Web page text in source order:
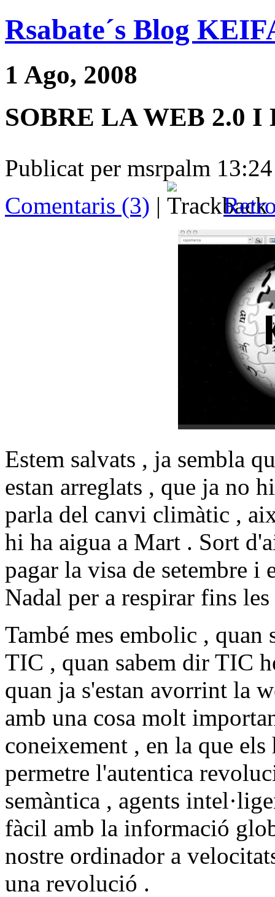
Rsabate´s Blog
1 Ago, 2008
SOBRE LA WEB 2.0
Publicat per msrpalm
Comentaris (3) |
Estem salvats , ja sembla
estan arreglats , que ja no
parla del canvi climàtic ,
hi ha aigua a Mart . Sort
pagar la visa de setembre i
Nadal per a respirar fins
També mes embolic ,
TIC , quan sabem dir TIC
quan ja s'estan avorrint la
amb una cosa molt
coneixement , en la que
permetre l'autentica
semàntica , agents
fàcil amb la informació
nostre ordinador a
una revolució .